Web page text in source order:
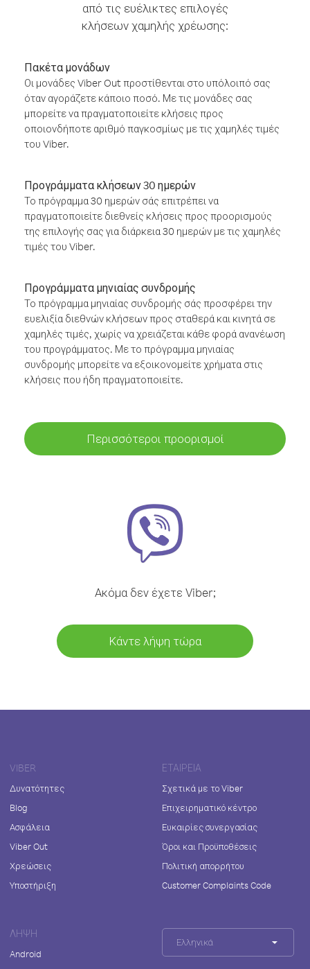
από τις ευέλικτες επιλογές
κλήσεων χαμηλής χρέωσης:
Πακέτα μονάδων
Οι μονάδες Viber Out προστίθενται στο υπόλοιπό σας
όταν αγοράζετε κάποιο ποσό. Με τις μονάδες σας
μπορείτε να πραγματοποιείτε κλήσεις προς
οποιονδήποτε αριθμό παγκοσμίως με τις χαμηλές τιμές
του Viber.
Προγράμματα κλήσεων 30 ημερών
Το πρόγραμμα 30 ημερών σάς επιτρέπει να
πραγματοποιείτε διεθνείς κλήσεις προς προορισμούς
της επιλογής σας για διάρκεια 30 ημερών με τις χαμηλές
τιμές του Viber.
Προγράμματα μηνιαίας συνδρομής
Το πρόγραμμα μηνιαίας συνδρομής σάς προσφέρει την
ευελιξία διεθνών κλήσεων προς σταθερά και κινητά σε
χαμηλές τιμές, χωρίς να χρειάζεται κάθε φορά ανανέωση
του προγράμματος. Με το πρόγραμμα μηνιαίας
συνδρομής μπορείτε να εξοικονομείτε χρήματα στις
κλήσεις που ήδη πραγματοποιείτε.
Περισσότεροι προορισμοί
Ακόμα δεν έχετε Viber;
Κάντε λήψη τώρα
VIBER
Δυνατότητες
Blog
Ασφάλεια
Viber Out
Χρεώσεις
Υποστήριξη
ΕΤΑΙΡΕΊΑ
Σχετικά με το Viber
Επιχειρηματικό κέντρο
Ευκαιρίες συνεργασίας
Όροι και Προϋποθέσεις
Πολιτική απορρήτου
Customer Complaints Code
ΛΉΨΗ
Android
Ελληνικά